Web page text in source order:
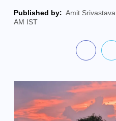
Published by: Amit Srivastava
AM IST